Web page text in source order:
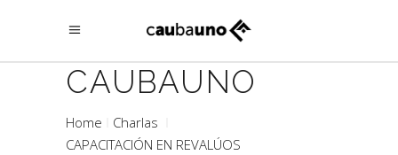
CAUBAUNO
Home
Charlas
CAPACITACIÓN EN REVALÚOS